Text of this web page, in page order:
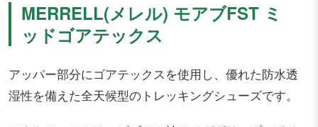
MERRELL(メレル) モアブFST ミ
ッドゴアテックス
アッパー部分にゴアテックスを使用し、優れた防水透
湿性を備えた全天候型のトレッキングシューズです。